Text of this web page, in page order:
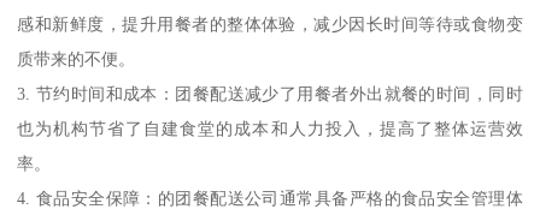
感和新鲜度，提升用餐者的整体体验，减少因长时间等待或食物变
质带来的不便。
3. 节约时间和成本：团餐配送减少了用餐者外出就餐的时间，同时
也为机构节省了自建食堂的成本和人力投入，提高了整体运营效
率。
4. 食品安全保障：的团餐配送公司通常具备严格的食品安全管理体